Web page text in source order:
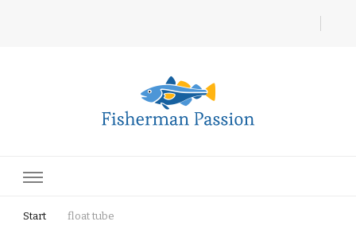
Start float tube